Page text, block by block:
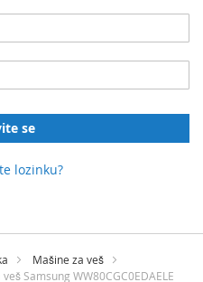
se
lozinku?
Mašine za veš
Samsung WW80CGC0EDAELE